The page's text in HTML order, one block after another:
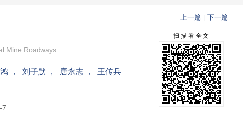
上一篇 下一篇
Mine Roadways
， 刘子默 ， 唐永志 ， 王传兵
7
扫 描 看 全 文